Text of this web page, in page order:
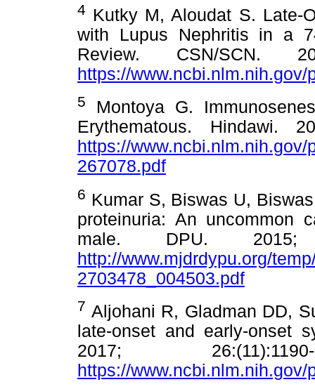
4 Kutky M, Aloudat S. Late-
with Lupus Nephritis in a
Review. CSN/SCN.
https://
5
Montoya G.
Erythematous. Hindawi.
https://
267078.pdf
6 Kumar S, Biswas U,
proteinuria: An uncommon
male. DPU. 2015;
http://www.mjdrdypu.org/
2703478_004503.pdf
7 Aljohani R, Gladman DD,
late-onset and early-onset
2017;
https://www.ncbi.nlm.nih.gov/